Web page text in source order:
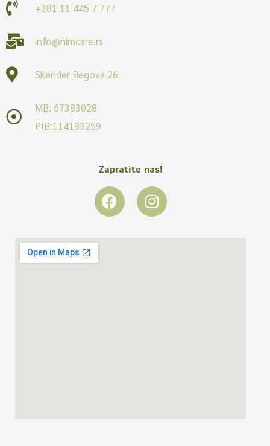
+381 11 445 7 777
info@nimcare.rs
Skender Begova 26
MB: 67383028
PIB:114183259
Zapratite nas!
F
a
I
n